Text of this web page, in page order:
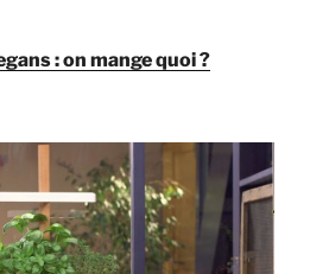
: on mange quoi ?